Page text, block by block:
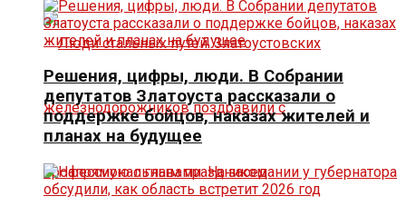
Решения, цифры, люди. В Собрании
депутатов Златоуста рассказали о
поддержке бойцов, наказах жителей и
планах на будущее